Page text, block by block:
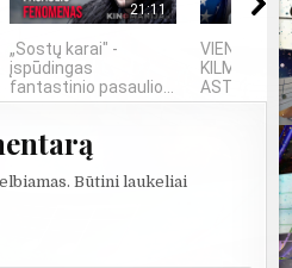
21:11
„Sostų karai" -
įspūdingas
fantastinio pasaulio...
KILMĖS
Būtini laukeliai